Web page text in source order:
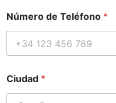
i
u
a
*
d
e
Número de Teléfono *
Ciudad *